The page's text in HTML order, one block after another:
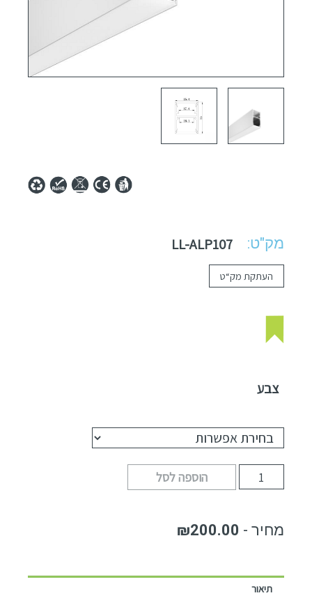
מק"ט: LL-ALP107
העתקת מק“ט
צבע
הוספה לסל
₪200.00
תיאור